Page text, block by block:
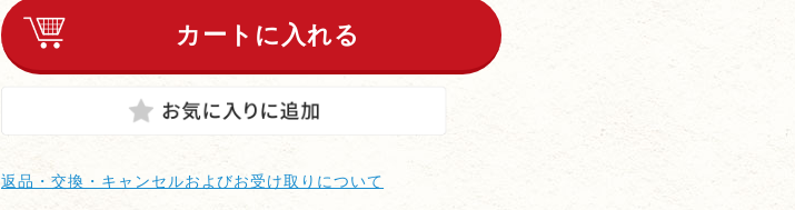
返品・交換・キャンセルおよびお受け取りについて